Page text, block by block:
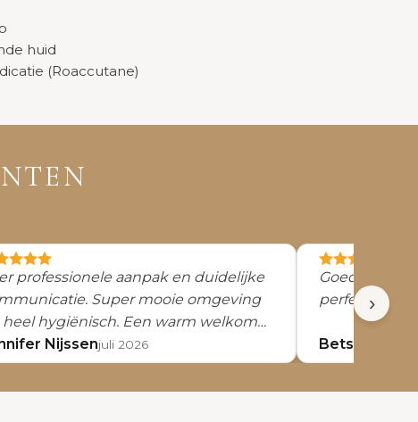
huid
(Roaccutane)
professionele aanpak en duidelijke
Super mooie omgeving
heel hygiënisch. Een warm welkom
van Jolien.
Nijssenjuli 2026
Goede Service, vriendelijk
perfecte
Betsy
›